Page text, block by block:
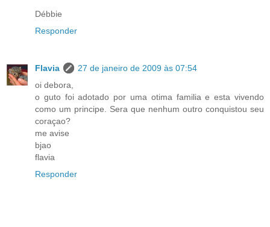
Débbie
Responder
Flavia
27 de janeiro de 2009 às 07:54
oi debora,
o guto foi adotado por uma otima familia e esta vivendo
como um principe. Sera que nenhum outro conquistou seu
coraçao?
me avise
bjao
flavia
Responder